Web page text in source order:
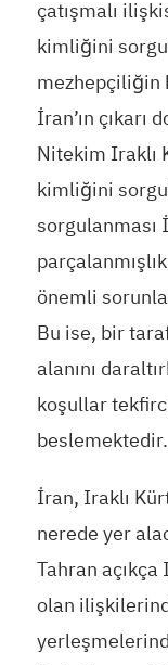
çatışmalı
kimliğini
mezhepçiliğin
İran’ın
Nitekim Iraklı
kimliğini
sorgulanması
önemli
Bu ise, bir
alanını
koşullar
beslemektedir.
İran, Iraklı
nerede yer
Tahran
olan